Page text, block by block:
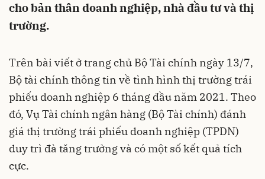
cho bản thân doanh nghiệp, nhà đầu tư và thị
trường.
Trên bài viết ở trang chủ Bộ Tài chính ngày 13/7,
Bộ tài chính thông tin về tình hình thị trườngtrái
phiếu doanh nghiệp 6 tháng đầu năm 2021. Theo
đó, Vụ Tài chính ngân hàng (Bộ Tài chính) đánh
giá thị trường trái phiếu doanh nghiệp (TPDN)
duy trì đà tăng trưởng và có một số kết quả tích
cực.